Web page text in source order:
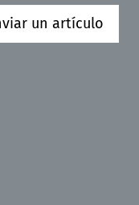
un artículo